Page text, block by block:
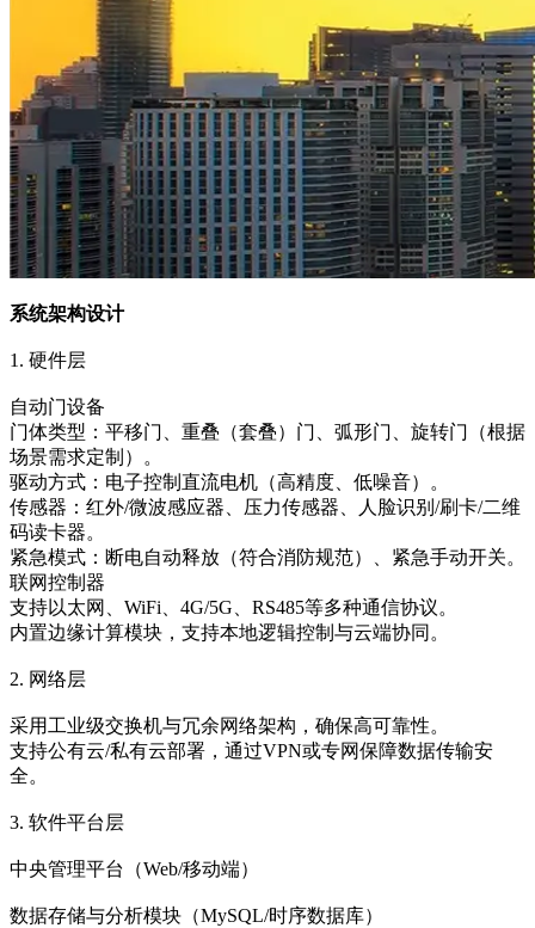
系统架构设计
1. 硬件层
自动门设备
门体类型：平移门、重叠（套叠）门、弧形门、旋转门（根据
场景需求定制）。
驱动方式：电子控制直流电机（高精度、低噪音）。
传感器：红外/微波感应器、压力传感器、人脸识别/刷卡/二维
码读卡器。
紧急模式：断电自动释放（符合消防规范）、紧急手动开关。
联网控制器
支持以太网、WiFi、4G/5G、RS485等多种通信协议。
内置边缘计算模块，支持本地逻辑控制与云端协同。
2. 网络层
采用工业级交换机与冗余网络架构，确保高可靠性。
支持公有云/私有云部署，通过VPN或专网保障数据传输安
全。
3. 软件平台层
中央管理平台（Web/移动端）
数据存储与分析模块（MySQL/时序数据库）